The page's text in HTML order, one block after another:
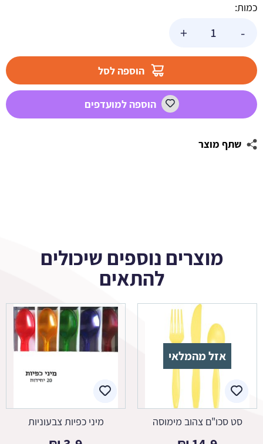
כמות:
-
-
קייס
יח
+
הוספה לסל
הוספה למועדפים
שתף מוצר
מוצרים נוספים שיכולים
להתאים
אזל מהמלאי
סט סכו"ם צהוב מימוסה מיני כפיות צבעוניות